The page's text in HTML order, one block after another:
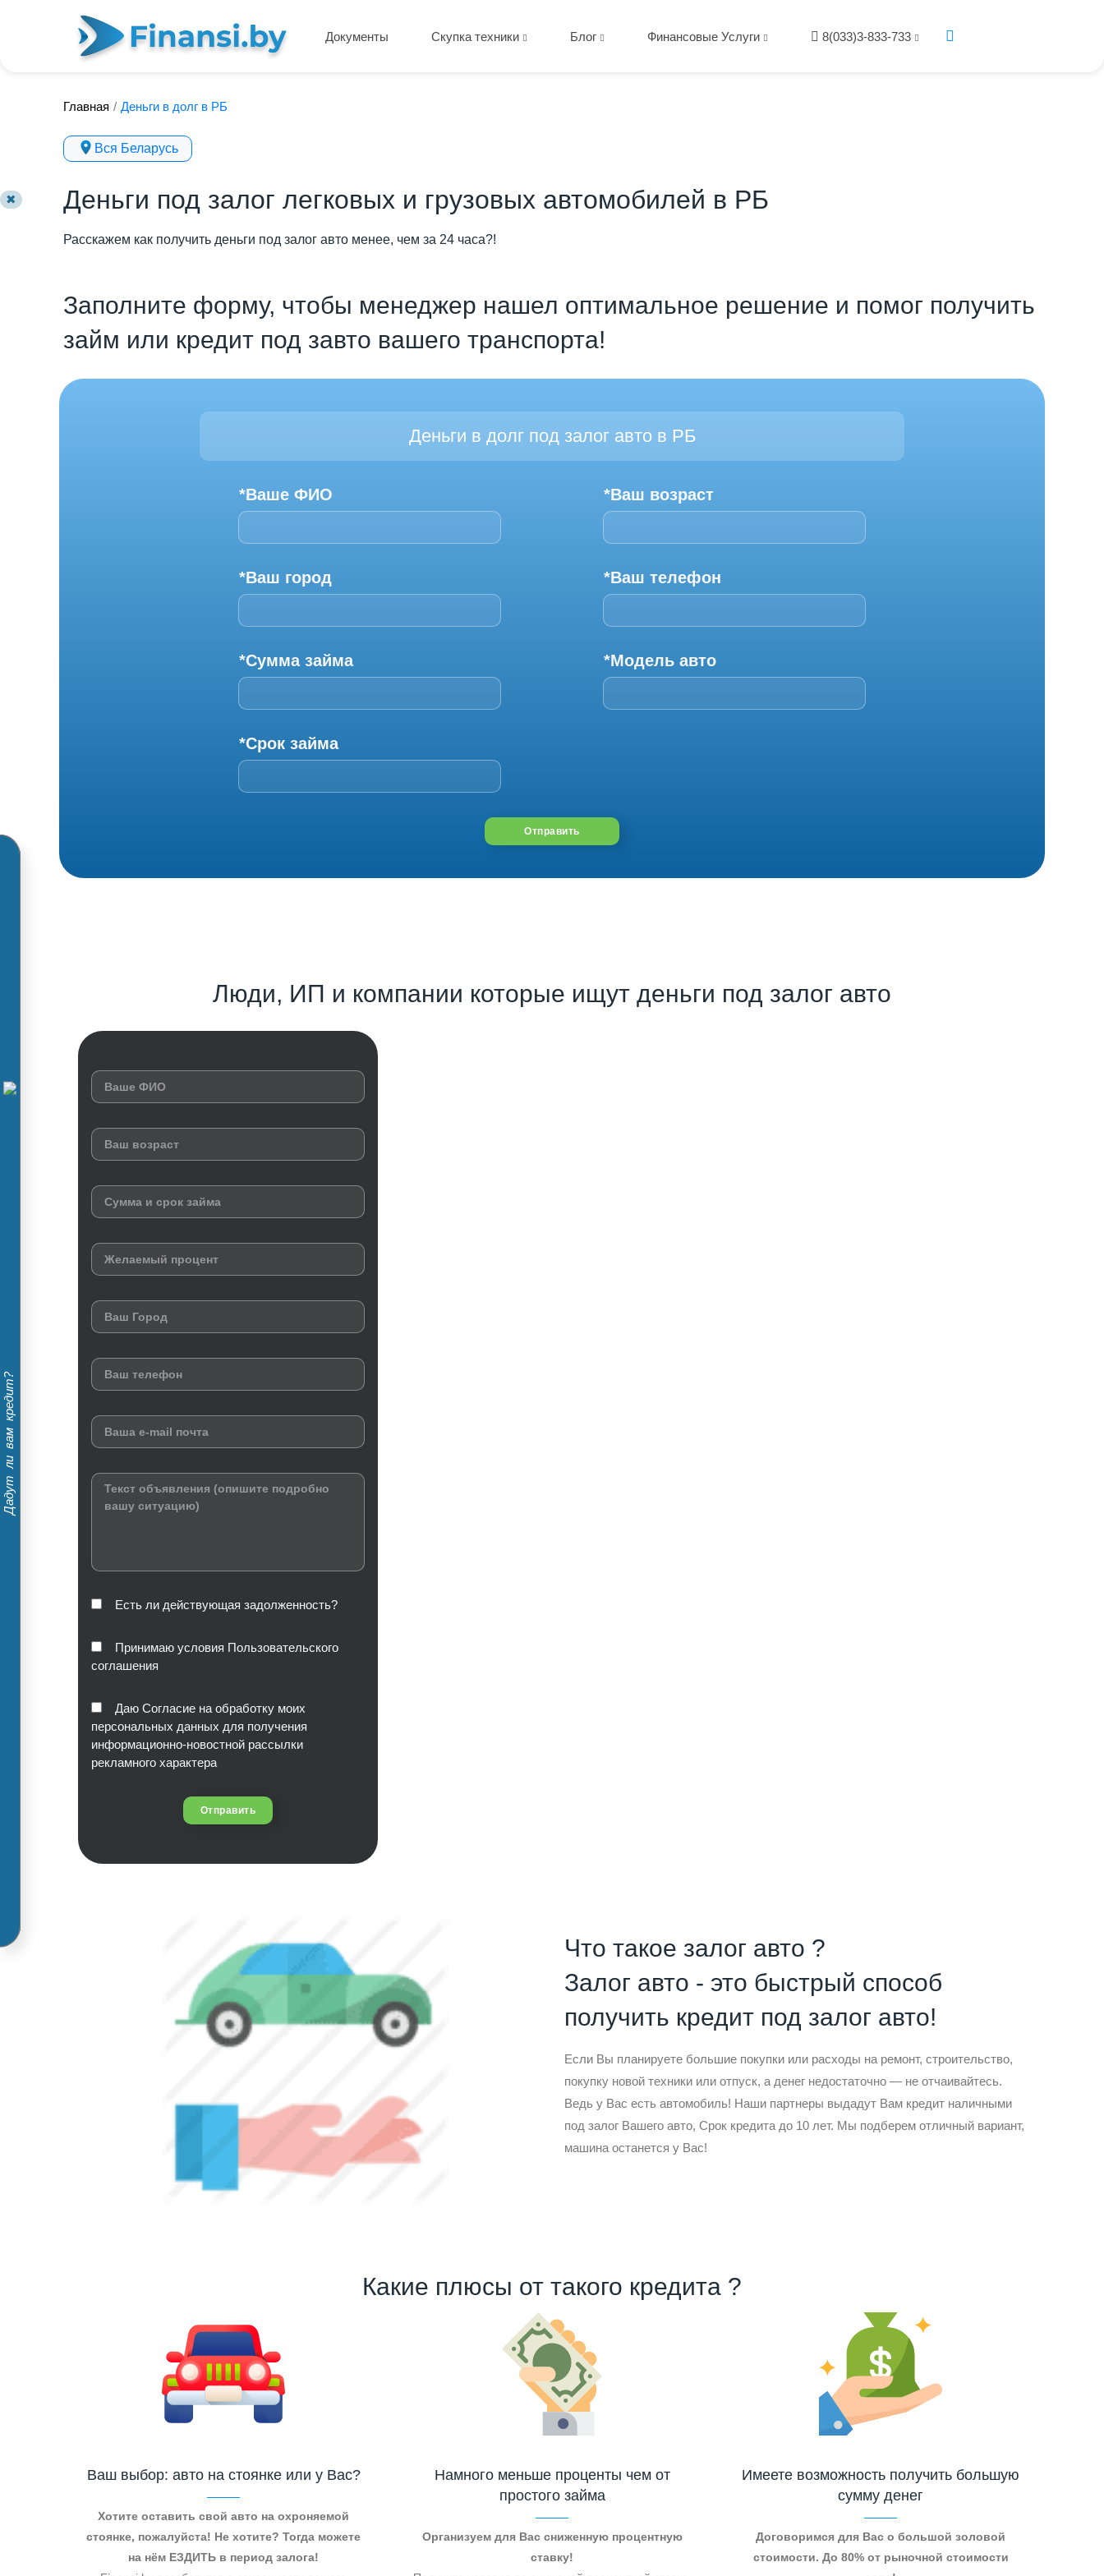
Документы Скупка техники Блог Финансовые Услуги 8(033)3-833-733
✖
Дадут ли вам кредит?
Главная / Деньги в долг в РБ
Вся Беларусь
Деньги под залог легковых и грузовых автомобилей в РБ
Расскажем как получить деньги под залог авто менее, чем за 24 часа?!
Заполните форму, чтобы менеджер нашел оптимальное решение и помог получить
займ или кредит под завто вашего транспорта!
Деньги в долг под залог авто в РБ
*Ваше ФИО *Ваш возраст
*Ваш город *Ваш телефон
*Сумма займа *Модель авто
*Срок займа
Отправить
Люди, ИП и компании которые ищут деньги под залог авто
Есть ли действующая задолженность?
Принимаю условия Пользовательского
соглашения
Даю Согласие на обработку моих
персональных данных для получения
информационно-новостной рассылки
рекламного характера
Отправить
Что такое залог авто ?
Залог авто - это быстрый способ
получить кредит под залог авто!
Если Вы планируете большие покупки или расходы на ремонт, строительство,
покупку новой техники или отпуск, а денег недостаточно — не отчаивайтесь.
Ведь у Вас есть автомобиль! Наши партнеры выдадут Вам кредит наличными
под залог Вашего авто, Срок кредита до 10 лет. Мы подберем отличный вариант,
машина останется у Вас!
Какие плюсы от такого кредита ?
Ваш выбор: авто на стоянке или у Вас?
Хотите оставить свой авто на охроняемой
стоянке, пожалуйста! Не хотите? Тогда можете
на нём ЕЗДИТЬ в период залога!
Намного меньше проценты чем от
простого займа
Организуем для Вас сниженную процентную
ставку!
Имеете возможность получить большую
сумму денег
Договоримся для Вас о большой золовой
стоимости. До 80% от рыночной стоимости